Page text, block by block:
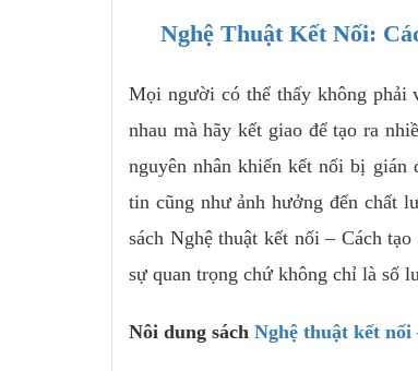
Nghệ Thuật Kết Nối:
Mọi người có thể thấy không phải
nhau mà hãy kết giao để tạo ra
nguyên nhân khiến kết nối bị gián
tin cũng như ảnh hưởng đến chất
sách Nghệ thuật kết nối – Cách
sự quan trọng chứ không chỉ là số
Nôi dung sách Nghệ thuật kết nối